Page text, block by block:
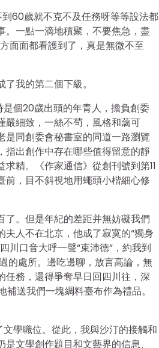
60歲就不克不及任務呀等等設法都
一點一滴地積聚，不要焦急，盡
面面都看護到了，真是無微不至
我的第二個下級。
個20歲出頭的年青人，擔負創委
嚴細致，一絲不茍，風格和藹可
同創委會秘書室的同道一路瀏覽
指出創作中存在哪些值得留意的靜
精。《作家通信》從創刊號到第11
，目不斜視地用蠅頭小楷細心修
了。但是年紀的差距并無妨礙我們
人不在北京，他成了寂寞的“獨身
川口音大呼一聲“束沛德”，約我到
的處所。邊吃邊聊，放言高論，無
務，還得爭奪早日回四川往，深
送我們一塊綢料臺布作為禮品。
學職位。從此，我與沙汀的接觸和
文學創作題目和文藝界的信息、